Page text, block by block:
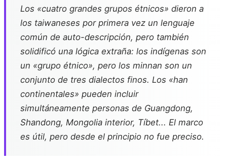
Los «cuatro grandes grupos étnicos» dieron a
los taiwaneses por primera vez un lenguaje
común de auto-descripción, pero también
solidificó una lógica extraña: los indígenas son
un «grupo étnico», pero los minnan son un
conjunto de tres dialectos finos. Los «han
continentales» pueden incluir
simultáneamente personas de Guangdong,
Shandong, Mongolia interior, Tíbet... El marco
es útil, pero desde el principio no fue preciso.